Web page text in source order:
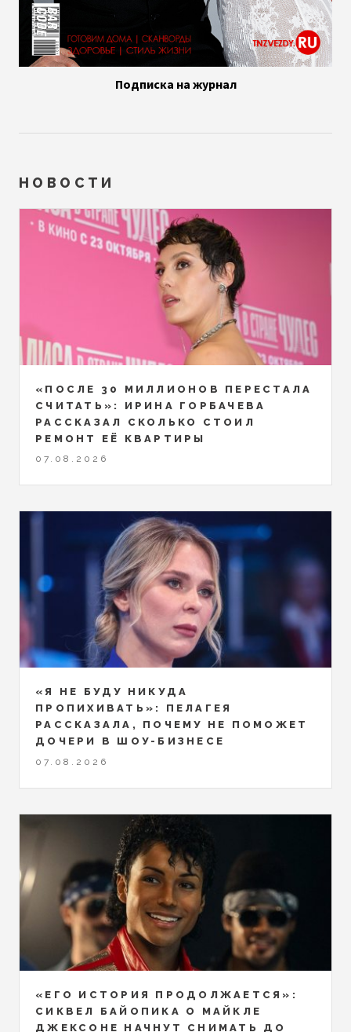
Подписка на журнал
НОВОСТИ
«ПОСЛЕ 30 МИЛЛИОНОВ ПЕРЕСТАЛА
СЧИТАТЬ»: ИРИНА ГОРБАЧЕВА
РАССКАЗАЛ СКОЛЬКО СТОИЛ
РЕМОНТ ЕЁ КВАРТИРЫ
07.08.2026
«Я НЕ БУДУ НИКУДА
ПРОПИХИВАТЬ»: ПЕЛАГЕЯ
РАССКАЗАЛА, ПОЧЕМУ НЕ ПОМОЖЕТ
ДОЧЕРИ В ШОУ-БИЗНЕСЕ
07.08.2026
«ЕГО ИСТОРИЯ ПРОДОЛЖАЕТСЯ»:
СИКВЕЛ БАЙОПИКА О МАЙКЛЕ
ДЖЕКСОНЕ НАЧНУТ СНИМАТЬ ДО